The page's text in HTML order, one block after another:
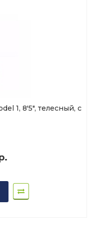
1, 8'5", телесный, с